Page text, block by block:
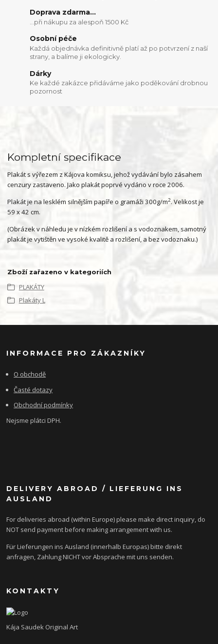
Doprava zdarma...
...při nákupu za alespoň 1500 Kč
Osobní péče
Každá objednávka definitivně platí až po potvrzení z naší
strany, a balíme ji ekologicky.
Dárky
Ke každé zakázce přidáváme jako poděkování drobnou
pozornost
Kompletní specifikace
Plakát s výřezem z Kájova komiksu, jehož vydávání bylo zásahem
cenzury zastaveno. Jako plakát poprvé vydáno v roce 2006.
Plakát je na lesklém silnějším papíře o gramáži 300g/m2. Velikost je
59 x 42 cm.
(Obrázek v náhledu je v nízkém rozlišení a s vodoznakem, samotný
plakát je vytištěn ve vysoké kvalitě a rozlišení, a bez vodoznaku.)
Zboží zařazeno v kategoriích
PLAKÁTY
Plakáty L
INFORMACE PRO ZÁKAZNÍKY
O obchodě
Časté dotazy
Obchodní podmínky
Nejsme plátci DPH.
DELIVERY ABROAD / LIEFERUNG INS
AUSLAND
For deliveries abroad (within Europe) please make direct inquiry, do
NOT send payment before making arrangement with us.
Für Lieferungen ins Ausland (innerhalb Europas) bitte direkt
anfragen, Zahlung NICHT vor Absprache mit uns senden.
KONTAKTY
Kája Saudek Original Art